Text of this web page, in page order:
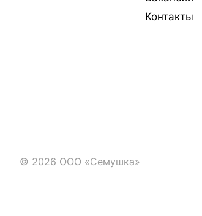
Контакты
© 2026 ООО «Семушка»